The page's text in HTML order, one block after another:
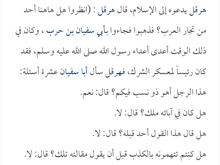
هرقليدعوه إلى الإسلام، قالهرقل: (انظروا هل هاهنا أحد
من تجار العرب؟ فذهبوا فجاءوا بـأبي سفيان بن حرب، وكان في
ذلك الوقت أعدى أعداء رسول الله صلى الله عليه وسلم، فقد
كان رئيساً لمعسكر الشرك، فـهرقلسألأبا سفيانعشرة أسئلة:
هذا الرجل أهو ذو نسب فيكم؟ قال: نعم.
هل كان في آبائه ملك؟ قال: لا.
هل قال هذا القول أحد قبله؟ قال: لا.
هل كنتم تتهمونه بالكذب قبل أن يقول مقالته تلك؟ قال: لا.